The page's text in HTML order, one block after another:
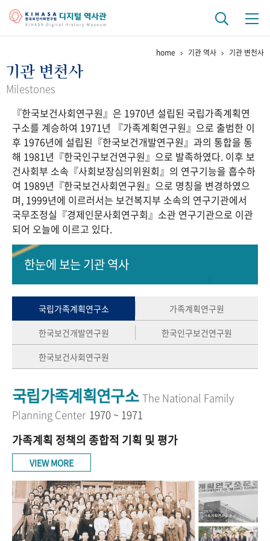
걸어온 길 기관 변천사
연구 역사
정책과 연구 키워드로 보는 연구 역사
연구자들
간행물 변천사
기록물 아카이브
사진 아카이브 문서 기록물 행정박물 영상 기록물
50+1 주년 기념
세계와 함께 한 KIHASA
VR 역사관
home 기관 역사 기관 변천사
기관 변천사
Milestones
『한국보건사회연구원』은 1970년 설립된 국립가족계획연
구소를 계승하여 1971년 『가족계획연구원』으로 출범한 이
후 1976년에 설립된『한국보건개발연구원』과의 통합을 통
해 1981년『한국인구보건연구원』으로 발족하였다. 이후 보
건사회부 소속『사회보장심의위원회』의 연구기능을 흡수하
여 1989년『한국보건사회연구원』으로 명칭을 변경하였으
며, 1999년에 이르러서는 보건복지부 소속의 연구기관에서
국무조정실『경제인문사회연구회』소관 연구기관으로 이관
되어 오늘에 이르고 있다.
한눈에 보는기관 역사
국립가족계획연구소
가족계획연구원
한국보건개발연구원
한국인구보건연구원
한국보건사회연구원
국립가족계획연구소 The National Family
Planning Center 1970 ~ 1971
가족계획 정책의 종합적 기획 및 평가
VIEW MORE